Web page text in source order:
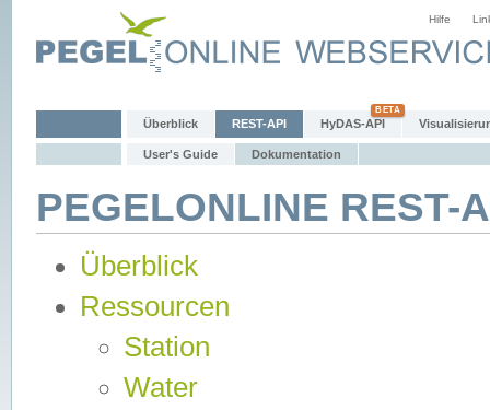
Hilfe
Überblick REST-API HyDAS-API
User's Guide Dokumentation
PEGELONLINE
Überblick
Ressourcen
Station
Water